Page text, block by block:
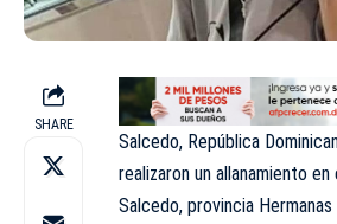
SHARE
Salcedo, República
realizaron un allanamiento
Salcedo, provincia